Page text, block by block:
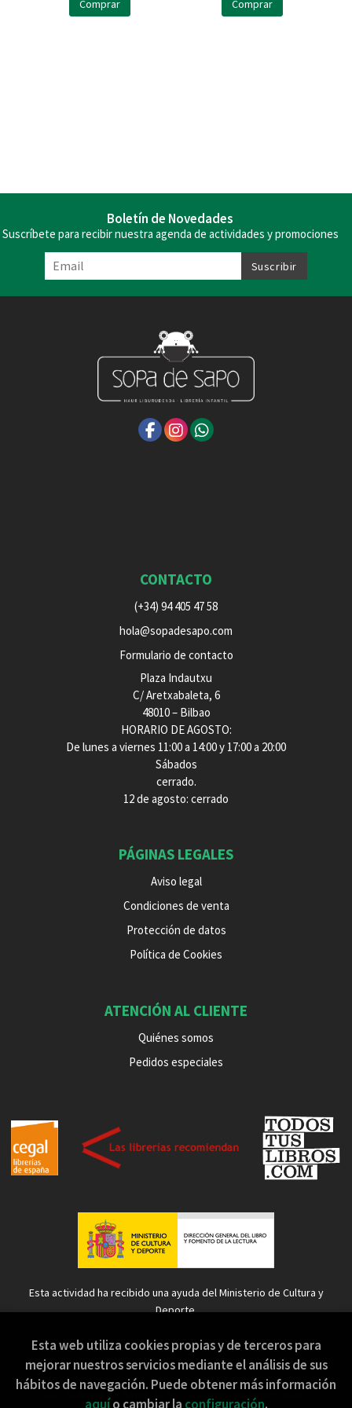
Comprar Comprar
Boletín de Novedades
Suscríbete para recibir nuestra agenda de actividades y promociones
CONTACTO
(+34) 94 405 47 58
hola@sopadesapo.com
Formulario de contacto
Plaza Indautxu
C/ Aretxabaleta, 6
48010 – Bilbao
HORARIO DE AGOSTO:
De lunes a viernes 11:00 a 14:00 y 17:00 a 20:00
Sábados
cerrado.
12 de agosto: cerrado
PÁGINAS LEGALES
Aviso legal
Condiciones de venta
Protección de datos
Política de Cookies
ATENCIÓN AL CLIENTE
Quiénes somos
Pedidos especiales
Esta actividad ha recibido una ayuda del Ministerio de Cultura y
Deporte.
2026 © Sopa de Sapo . Todos los Derechos Reservados |
Esta web utiliza cookies propias y de terceros para
mejorar nuestros servicios mediante el análisis de sus
hábitos de navegación. Puede obtener más información
aquío cambiar la configuración.